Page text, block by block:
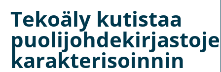
Tekoäly kutistaa
karakterisoinnin